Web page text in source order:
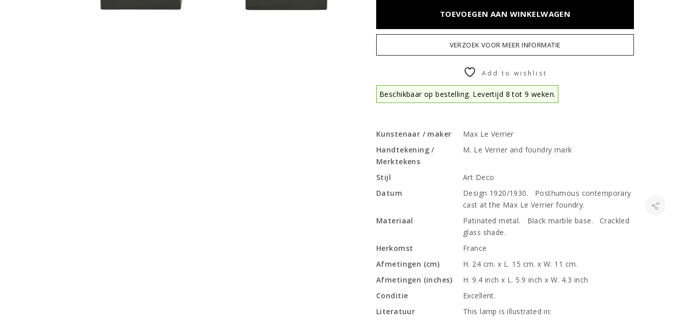
TOEVOEGEN AAN WINKELWAGEN
VERZOEK VOOR MEER INFORMATIE
Beschikbaar op bestelling. Levertijd 8 tot 9 weken.
Add to wishlist
Kunstenaar / maker
Max Le Verrier
Handtekening /
Merktekens
M. Le Verrier and foundry mark
Stijl
Art Deco
Datum
Design 1920/1930. Posthumous contemporary
cast at the Max Le Verrier foundry.
Materiaal
Patinated metal. Black marble base. Crackled
glass shade.
Herkomst
France
Afmetingen (cm)
H. 24 cm. x L. 15 cm. x W. 11 cm.
Afmetingen (inches)
H. 9.4 inch x L. 5.9 inch x W. 4.3 inch
Conditie
Excellent.
Literatuur
This lamp is illustrated in: